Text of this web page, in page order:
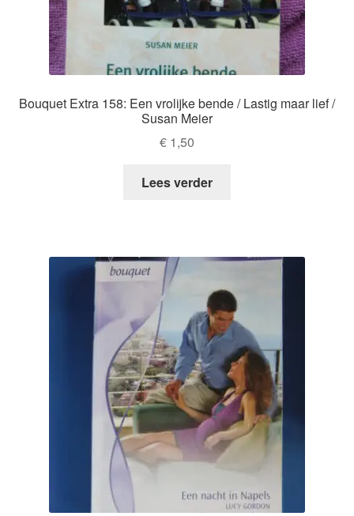
Bouquet Extra 158: Een vrolijke bende / Lastig maar lief /
Susan Meier
€ 1,50
Lees verder